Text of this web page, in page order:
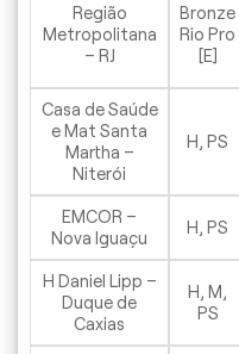
Região
Metropolitana
– RJ
Bronze
Rio Pro
[E]
Casa de Saúde
e Mat Santa
Martha –
Niterói
H, PS
EMCOR –
Nova Iguaçu
H, PS
H Daniel Lipp –
Duque de
Caxias
H, M,
PS